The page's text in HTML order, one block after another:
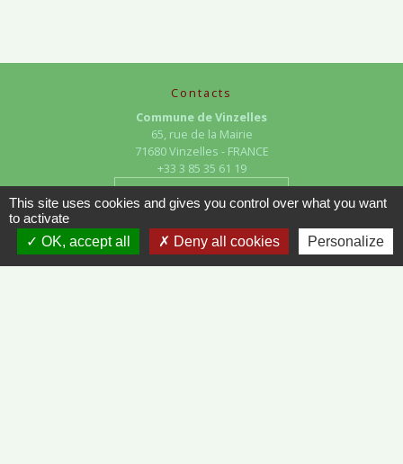
Contacts
Commune de Vinzelles
65, rue de la Mairie
71680 Vinzelles - FRANCE
+33 3 85 35 61 19
Contact par formulaire
This site uses cookies and gives you control over what you want
to activate
OK, accept all
Deny all cookies Personalize